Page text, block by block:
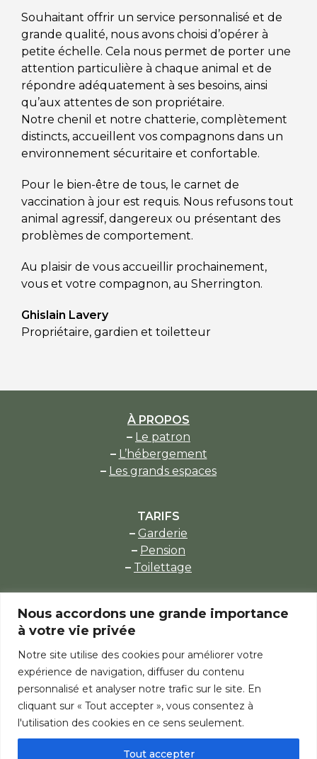
Nous accordons une grande importance
à votre vie privée
Notre site utilise des cookies pour améliorer votre
expérience de navigation, diffuser du contenu
personnalisé et analyser notre trafic sur le site. En
cliquant sur « Tout accepter », vous consentez à
l'utilisation des cookies en ce sens seulement.
Tout accepter
Souhaitant offrir un service personnalisé et de
grande qualité, nous avons choisi d’opérer à
petite échelle. Cela nous permet de porter une
attention particulière à chaque animal et de
répondre adéquatement à ses besoins, ainsi
qu’aux attentes de son propriétaire.
Notre chenil et notre chatterie, complètement
distincts, accueillent vos compagnons dans un
environnement sécuritaire et confortable.
Pour le bien-être de tous, le carnet de
vaccination à jour est requis. Nous refusons tout
animal agressif, dangereux ou présentant des
problèmes de comportement.
Au plaisir de vous accueillir prochainement,
vous et votre compagnon, au Sherrington.
Ghislain Lavery
Propriétaire, gardien et toiletteur
À PROPOS
– Le patron
– L’hébergement
– Les grands espaces
TARIFS
– Garderie
– Pension
– Toilettage
À SAVOIR
–Admissibilité
Horaire type
Horaires d’arrivée et de départ des animaux
CONTACT
–Informations